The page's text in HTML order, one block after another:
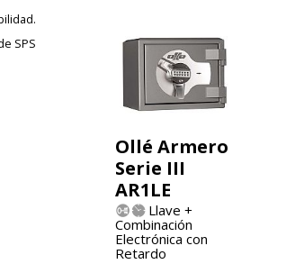
SPS
Ollé Armero
Serie III
AR1LE
Llave +
Combinación
Electrónica con
Retardo